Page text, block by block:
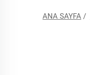
ANA SAYFA /